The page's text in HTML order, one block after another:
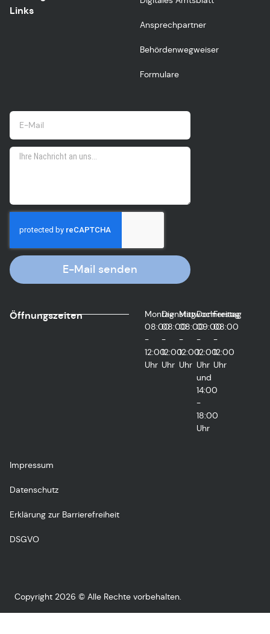
Links
Ansprechpartner
Behördenwegweiser
Formulare
E-Mail senden
Öffnungszeiten
Montag
08:00
-
12:00
Uhr
Dienstag
08:00
-
12:00
Uhr
Mittwoch
08:00
-
12:00
Uhr
Donnerstag
09:00
-
12:00
Uhr
und
14:00
-
18:00
Uhr
Freitag
08:00
-
12:00
Uhr
Impressum
Datenschutz
Erklärung zur Barrierefreiheit
DSGVO
Copyright 2026 © Alle Rechte vorbehalten.